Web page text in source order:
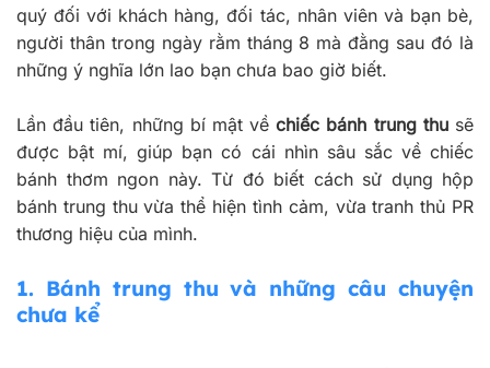
quý đối với khách hàng, đối tác, nhân viên và bạn bè,
người thân trong ngày rằm tháng 8 mà đằng sau đó là
những ý nghĩa lớn lao bạn chưa bao giờ biết.
Lần đầu tiên, những bí mật vềchiếc bánh trung thusẽ
được bật mí, giúp bạn có cái nhìn sâu sắc về chiếc
bánh thơm ngon này. Từ đó biết cách sử dụng hộp
bánh trung thu vừa thể hiện tình cảm, vừa tranh thủ PR
thương hiệu của mình.
1. Bánh trung thu và những câu chuyện
chưa kể